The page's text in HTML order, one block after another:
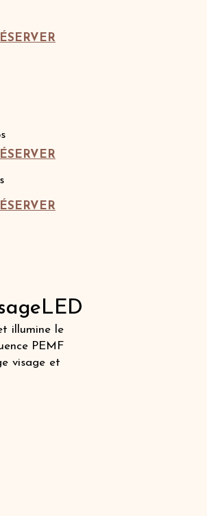
illumine le
PEMF
visage et